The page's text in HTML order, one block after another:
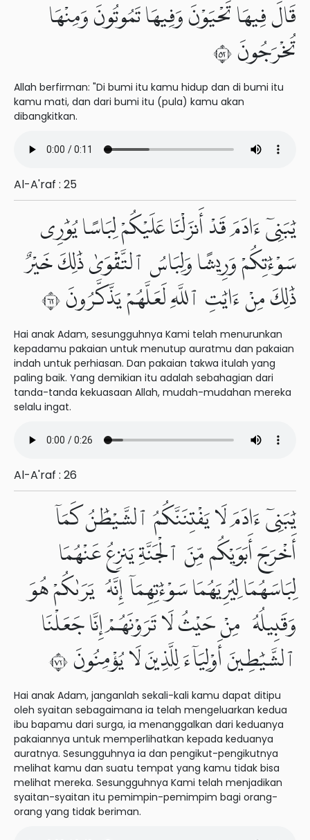
قَالَ فِيهَا تَحْيَوْنَ وَفِيهَا تَمُوتُونَ وَمِنْهَا
تُخْرَجُونَ ٢٥
Allah berfirman: "Di bumi itu kamu hidup dan di bumi itu
kamu mati, dan dari bumi itu (pula) kamu akan
dibangkitkan.
Al-A'raf : 25
يَٰبَنِىٓ ءَادَمَ قَدْ أَنزَلْنَا عَلَيْكُمْ لِبَاسًا يُوَٰرِى
سَوْءَٰتِكُمْ وَرِيشًا وَلِبَاسُ ٱلتَّقْوَىٰ ذَٰلِكَ خَيْرٌ
ذَٰلِكَ مِنْ ءَايَٰتِ ٱللَّهِ لَعَلَّهُمْ يَذَّكَّرُونَ ٢٦
Hai anak Adam, sesungguhnya Kami telah menurunkan
kepadamu pakaian untuk menutup auratmu dan pakaian
indah untuk perhiasan. Dan pakaian takwa itulah yang
paling baik. Yang demikian itu adalah sebahagian dari
tanda-tanda kekuasaan Allah, mudah-mudahan mereka
selalu ingat.
Al-A'raf : 26
يَٰبَنِىٓ ءَادَمَ لَا يَفْتِنَنَّكُمُ ٱلشَّيْطَٰنُ كَمَآ
أَخْرَجَ أَبَوَيْكُم مِّنَ ٱلْجَنَّةِ يَنزِعُ عَنْهُمَا
لِبَاسَهُمَا لِيُرِيَهُمَا سَوْءَٰتِهِمَآ إِنَّهُۥ يَرَىٰكُمْ هُوَ
وَقَبِيلُهُۥ مِنْ حَيْثُ لَا تَرَوْنَهُمْ إِنَّا جَعَلْنَا
ٱلشَّيَٰطِينَ أَوْلِيَآءَ لِلَّذِينَ لَا يُؤْمِنُونَ ٢٧
Hai anak Adam, janganlah sekali-kali kamu dapat ditipu
oleh syaitan sebagaimana ia telah mengeluarkan kedua
ibu bapamu dari surga, ia menanggalkan dari keduanya
pakaiannya untuk memperlihatkan kepada keduanya
auratnya. Sesungguhnya ia dan pengikut-pengikutnya
melihat kamu dan suatu tempat yang kamu tidak bisa
melihat mereka. Sesungguhnya Kami telah menjadikan
syaitan-syaitan itu pemimpin-pemimpim bagi orang-
orang yang tidak beriman.